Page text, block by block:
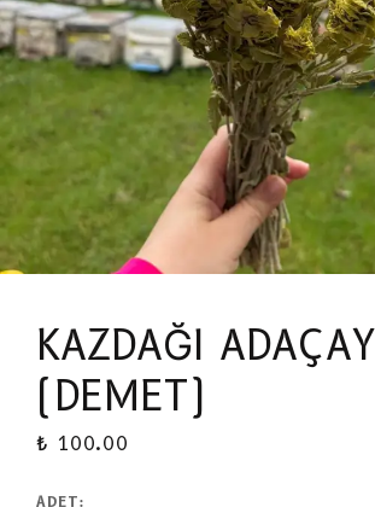
KAZDAĞI
(DEMET)
₺ 100.00
ADET: